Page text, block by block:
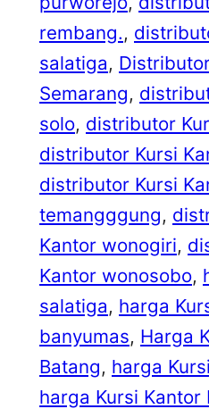
rembang.,
salatiga,
Semarang,
solo, distributor
distributor Kursi
distributor Kursi
temangggung,
Kantor wonogiri,
Kantor wonosobo,
salatiga, harga
banyumas, Harga
Batang, harga
harga Kursi Kantor